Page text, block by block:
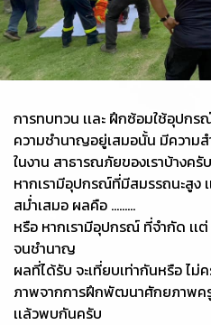
การทบทวน เเละ ฝึกซ้อมใช้อุปกร
ความชำนาญอยู่เสมอนั้น มีความ
ในงาน สาธารณภัยของเราบ้างครับ
หากเรามีอุปกรณ์ที่มีสมรรถนะสูง
สม่ำเสมอ ผลคือ .........
หรือ หากเรามีอุปกรณ์ ที่จำกัด เเ
จนชำนาญ
ผลที่ได้รับ จะเที่ยบเท่ากันหรือ ไม่
ภาพจากการฝึกพัฒนาศักยภาพค
เเล้วพบกันครับ